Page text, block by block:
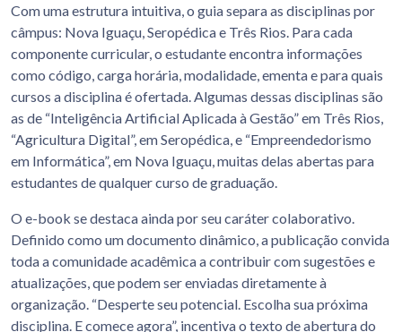
Com uma estrutura intuitiva, o guia separa as disciplinas por
câmpus: Nova Iguaçu, Seropédica e Três Rios. Para cada
componente curricular, o estudante encontra informações
como código, carga horária, modalidade, ementa e para quais
cursos a disciplina é ofertada. Algumas dessas disciplinas são
as de “Inteligência Artificial Aplicada à Gestão” em Três Rios,
“Agricultura Digital”, em Seropédica, e “Empreendedorismo
em Informática”, em Nova Iguaçu, muitas delas abertas para
estudantes de qualquer curso de graduação.
O e-book se destaca ainda por seu caráter colaborativo.
Definido como um documento dinâmico, a publicação convida
toda a comunidade acadêmica a contribuir com sugestões e
atualizações, que podem ser enviadas diretamente à
organização. “Desperte seu potencial. Escolha sua próxima
disciplina. E comece agora”, incentiva o texto de abertura do